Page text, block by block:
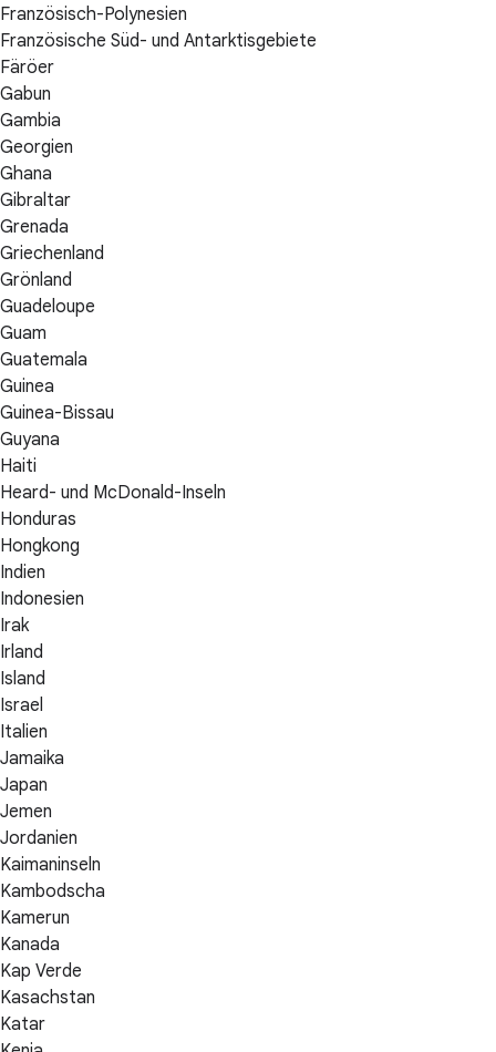
Französisch-Polynesien
Französische Süd- und Antarktisgebiete
Färöer
Gabun
Gambia
Georgien
Ghana
Gibraltar
Grenada
Griechenland
Grönland
Guadeloupe
Guam
Guatemala
Guinea
Guinea-Bissau
Guyana
Haiti
Heard- und McDonald-Inseln
Honduras
Hongkong
Indien
Indonesien
Irak
Irland
Island
Israel
Italien
Jamaika
Japan
Jemen
Jordanien
Kaimaninseln
Kambodscha
Kamerun
Kanada
Kap Verde
Kasachstan
Katar